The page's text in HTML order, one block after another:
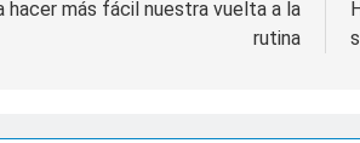
hacer más fácil nuestra vuelta a la
rutina